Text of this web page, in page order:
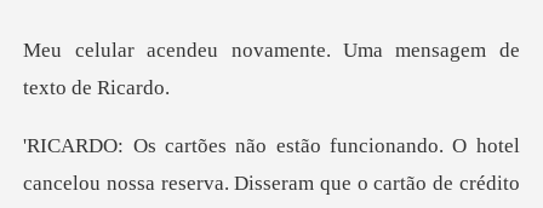
ovamente. Uma mensage
sa reserva. Disseram que o cartão de crédito